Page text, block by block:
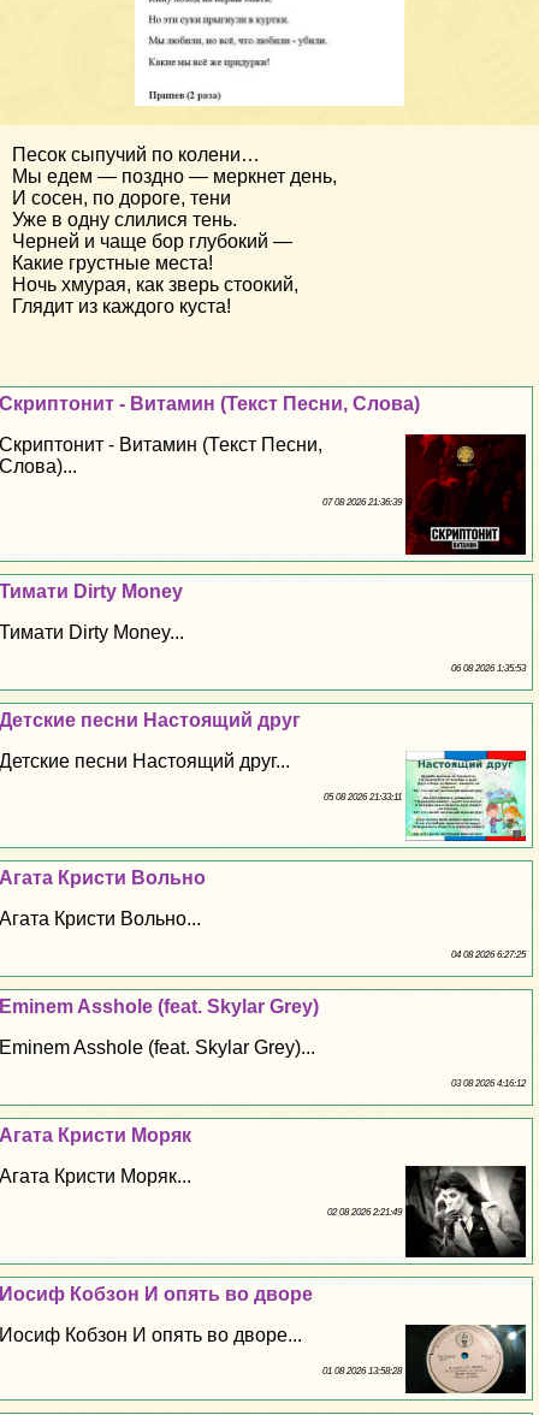
Песок сыпучий по колени…
Мы едем — поздно — меркнет день,
И сосен, по дороге, тени
Уже в одну слилися тень.
Черней и чаще бор глубокий —
Какие грустные места!
Ночь хмурая, как зверь стоокий,
Глядит из каждого куста!
Скриптонит - Витамин (Текст Песни, Слова)
Скриптонит - Витамин (Текст Песни,
Слова)...
07 08 2026 21:36:39
Тимати Dirty Money
Тимати Dirty Money...
06 08 2026 1:35:53
Детские песни Настоящий друг
Детские песни Настоящий друг...
05 08 2026 21:33:11
Агата Кристи Вольно
Агата Кристи Вольно...
04 08 2026 6:27:25
Eminem Asshole (feat. Skylar Grey)
Eminem Asshole (feat. Skylar Grey)...
03 08 2026 4:16:12
Агата Кристи Моряк
Агата Кристи Моряк...
02 08 2026 2:21:49
Иосиф Кобзон И опять во дворе
Иосиф Кобзон И опять во дворе...
01 08 2026 13:58:28